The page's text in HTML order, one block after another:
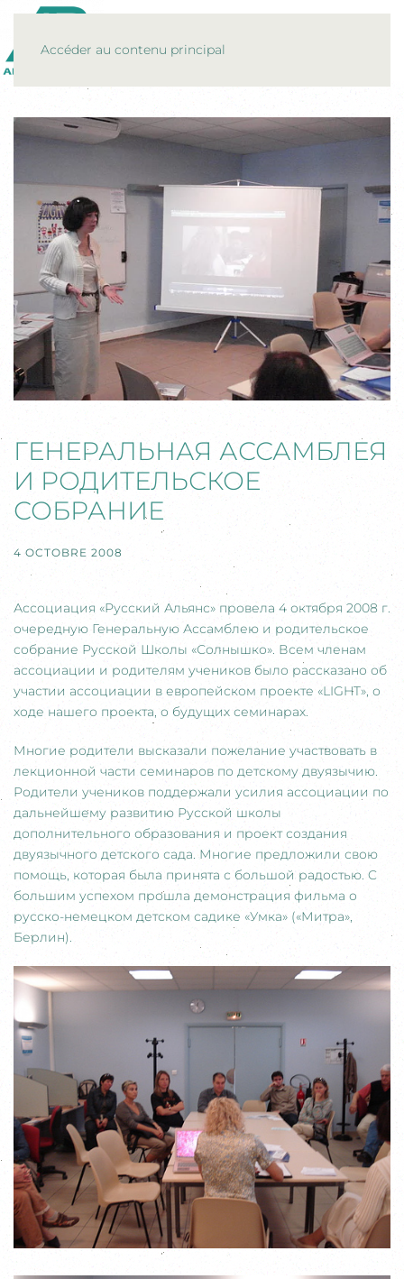
Accéder au contenu principal
ГЕНЕРАЛЬНАЯ АССАМБЛЕЯ
И РОДИТЕЛЬСКОЕ
СОБРАНИЕ
4 OCTOBRE 2008
Ассоциация «Русский Альянс» провела 4 октября 2008 г.
очередную Генеральную Ассамблею и родительское
собрание Русской Школы «Солнышко». Всем членам
ассоциации и родителям учеников было рассказано об
участии ассоциации в европейском проекте «LIGHT», о
ходе нашего проекта, о будущих семинарах.
Многие родители высказали пожелание участвовать в
лекционной части семинаров по детскому двуязычию.
Родители учеников поддержали усилия ассоциации по
дальнейшему развитию Русской школы
дополнительного образования и проект создания
двуязычного детского сада. Многие предложили свою
помощь, которая была принята с большой радостью. C
большим успехом прошла демонстрация фильма о
русско-немецком детском садике «Умка» («Митра»,
Берлин).